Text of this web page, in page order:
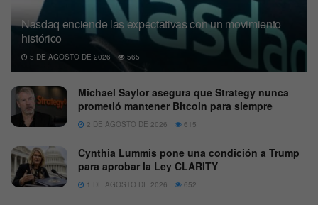
Nasdaq enciende las expectativas con un movimiento
histórico
5 DE AGOSTO DE 2026 565
Michael Saylor asegura que Strategy nunca
prometió mantener Bitcoin para siempre
2 DE AGOSTO DE 2026 615
Cynthia Lummis pone una condición a Trump
para aprobar la Ley CLARITY
1 DE AGOSTO DE 2026 652